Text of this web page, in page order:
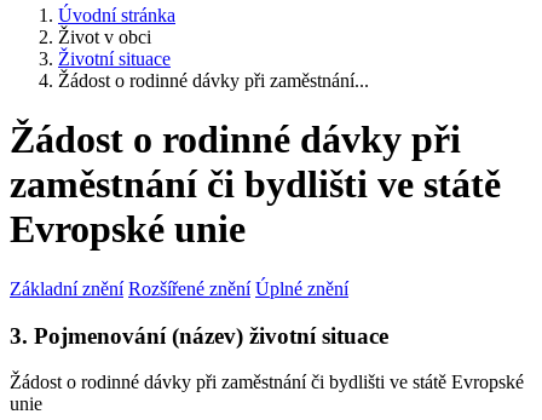
Úvodní stránka
Život v obci
Životní situace
Žádost o rodinné dávky při zaměstnání...
Žádost o rodinné dávky při
zaměstnání či bydlišti ve státě
Evropské unie
Základní znění Rozšířené znění Úplné znění
3. Pojmenování (název) životní situace
Žádost o rodinné dávky při zaměstnání či bydlišti ve státě Evropské
unie